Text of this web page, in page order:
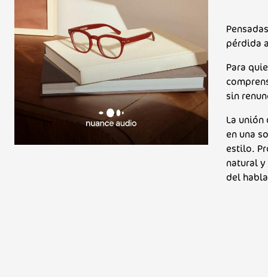
pérdida
Para
sin
La
en una
estilo.
natural
del